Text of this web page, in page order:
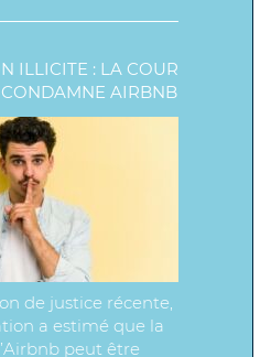
ILLICITE : LA COUR
AIRBNB
de justice récente,
a estimé que la
peut être